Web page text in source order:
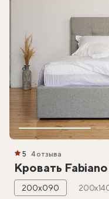
5 4 отзыва
Кровать
200х090